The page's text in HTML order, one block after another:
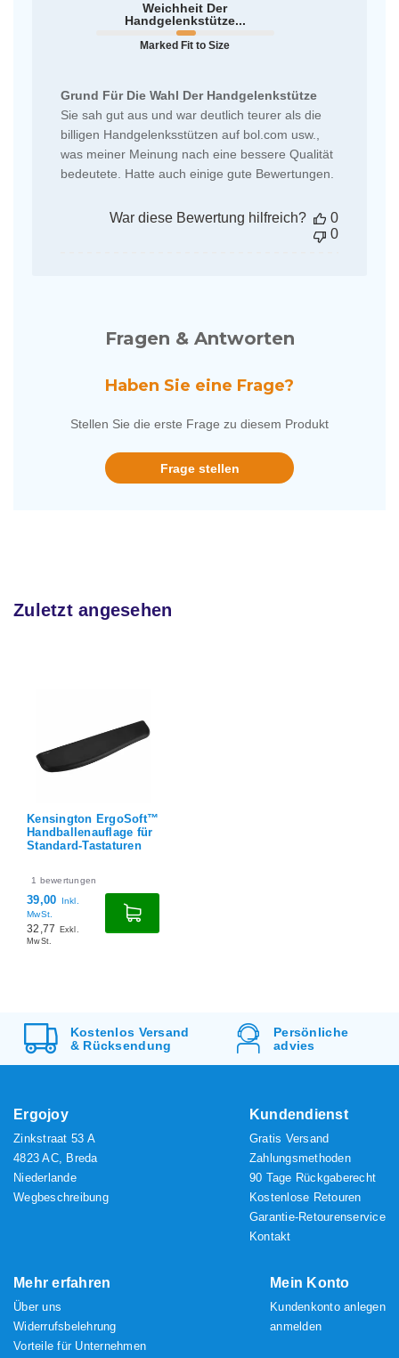
Weichheit Der
Handgelenkstütze...
Marked Fit to Size
Grund Für Die Wahl Der Handgelenkstütze
Sie sah gut aus und war deutlich teurer als die
billigen Handgelenksstützen auf bol.com usw.,
was meiner Meinung nach eine bessere Qualität
bedeutete. Hatte auch einige gute Bewertungen.
War diese Bewertung hilfreich?
0
0
Fragen & Antworten
Haben Sie eine Frage?
Stellen Sie die erste Frage zu diesem Produkt
Frage stellen
Zuletzt angesehen
Kensington ErgoSoft™
Handballenauflage für
Standard-Tastaturen
1 bewertungen
39,00
Inkl.
MwSt.
32,77
Exkl.
MwSt.
Kostenlos Versand
& Rücksendung
Persönliche
advies
Ergojoy
Zinkstraat 53 A
4823 AC, Breda
Niederlande
Wegbeschreibung
Kundendienst
Gratis Versand
Zahlungsmethoden
90 Tage Rückgaberecht
Kostenlose Retouren
Garantie-Retourenservice
Kontakt
Mehr erfahren
Über uns
Widerrufsbelehrung
Vorteile für Unternehmen
Mein Konto
Kundenkonto anlegen
anmelden